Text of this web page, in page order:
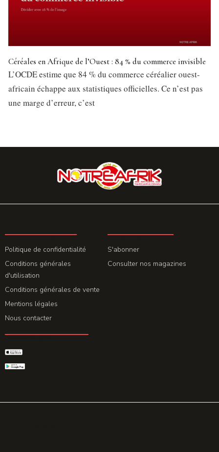
Céréales en Afrique de l’Ouest : 84 % du commerce invisible
L’OCDE estime que 84 % du commerce céréalier ouest-
africain échappe aux statistiques officielles. Ce n’est pas
une marge d’erreur, c’est
Politique de confidentialité
Conditions générales
d'utilisation
Conditions générales de vente
Mentions légales
Nous contacter
S'abonner
Consulter nos magazines